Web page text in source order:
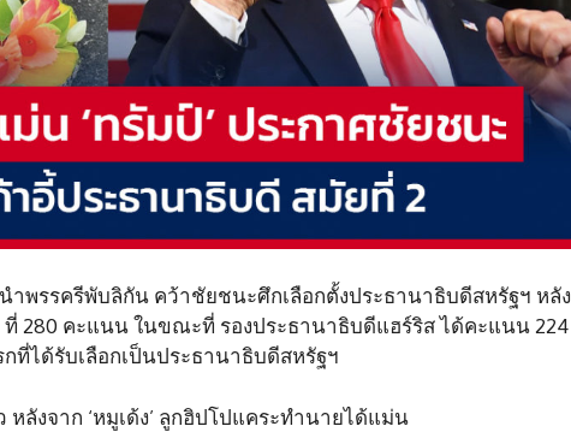
ำพรรครีพับลิกัน คว้าชัยชนะศึกเลือกตั้งประธานาธิบดีสหรัฐฯ หลัง
ที่ 280 คะแนน ในขณะที่ รองประธานาธิบดีแฮร์ริส ได้คะแนน 224
ที่ได้รับเลือกเป็นประธานาธิบดีสหรัฐฯ
ลังจาก ‘หมูเด้ง’ ลูกฮิปโปแคระทำนายได้แม่น